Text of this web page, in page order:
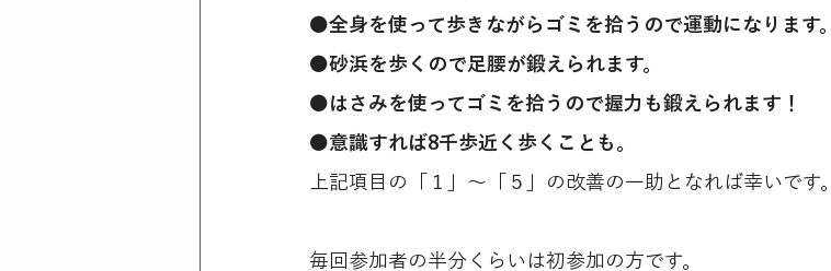
●全身を使って歩きながらゴミを拾うので運動になります。
●砂浜を歩くので足腰が鍛えられます。
●はさみを使ってゴミを拾うので握力も鍛えられます！
●意識すれば8千歩近く歩くことも。
上記項目の「１」～「５」の改善の一助となれば幸いです。
毎回参加者の半分くらいは初参加の方です。